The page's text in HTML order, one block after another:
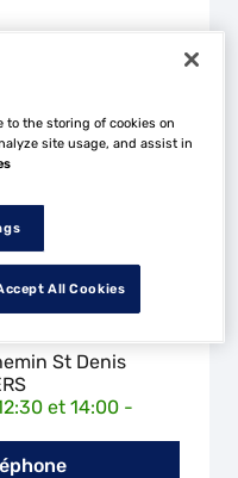
et 14:00 -
plus
St Denis
et 14:00 -
to the storing of cookies on
site usage, and assist in
All Cookies